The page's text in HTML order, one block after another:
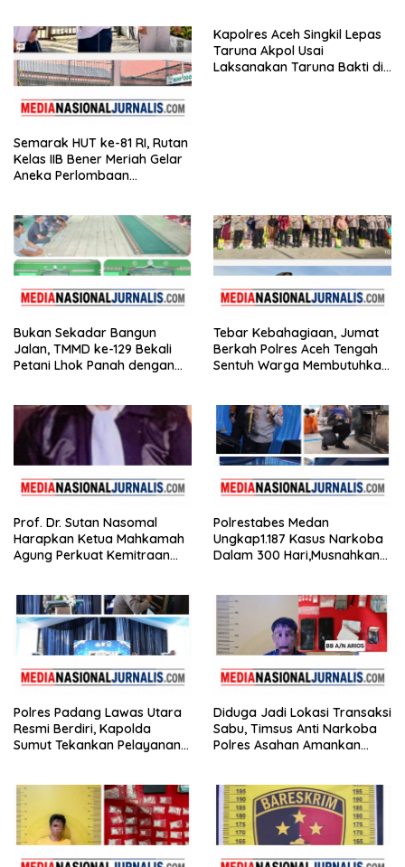
Semarak HUT ke-81 RI, Rutan
Kelas IIB Bener Meriah Gelar
Aneka Perlombaan
Kapolres Aceh Singkil Lepas
Taruna Akpol Usai
Laksanakan Taruna Bakti di
Bukan Sekadar Bangun
Jalan, TMMD ke-129 Bekali
Petani Lhok Panah dengan
Tebar Kebahagiaan, Jumat
Berkah Polres Aceh Tengah
Sentuh Warga Membutuhkan
Prof. Dr. Sutan Nasomal
Harapkan Ketua Mahkamah
Agung Perkuat Kemitraan
Watansoppeng
Polrestabes Medan
Ungkap1.187 Kasus Narkoba
Dalam 300 Hari,Musnahkan
Polres Padang Lawas Utara
Resmi Berdiri, Kapolda
Sumut Tekankan Pelayanan
Diduga Jadi Lokasi Transaksi
Sabu, Timsus Anti Narkoba
Polres Asahan Amankan